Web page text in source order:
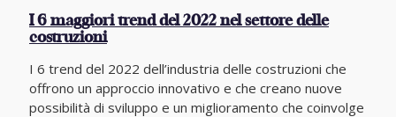
I 6 maggiori trend del 2022 nel settore delle
costruzioni
I 6 trend del 2022 dell’industria delle costruzioni che
offrono un approccio innovativo e che creano nuove
possibilità di sviluppo e un miglioramento che coinvolge